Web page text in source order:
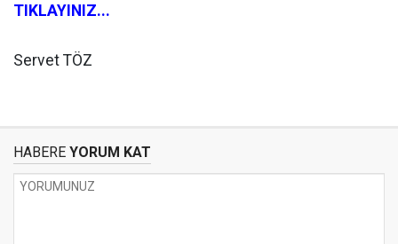
TIKLAYINIZ...
Servet TÖZ
HABERE YORUM KAT